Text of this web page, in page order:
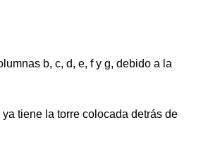
b, c, d, e, f y g, debido a la
tiene la torre colocada detrás de